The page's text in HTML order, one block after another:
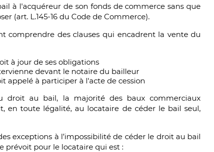
à l'acquéreur de son fonds de commerce sans que
(art. L.145-16 du Code de Commerce).
comprendre des clauses qui encadrent la vente du
à jour de ses obligations
devant le notaire du bailleur
appelé à participer à l'acte de cession
droit au bail, la majorité des baux commerciaux
en toute légalité, au locataire de céder le bail seul,
exceptions à l’impossibilité de céder le droit au bail
prévoit pour le locataire qui est :